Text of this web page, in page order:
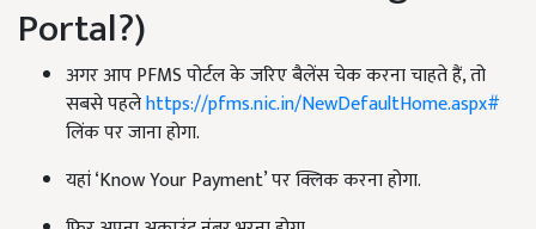
Portal?)
अगर आप PFMS पोर्टल के जरिए बैलेंस चेक करना चाहते हैं, तो
सबसे पहलेhttps://pfms.nic.in/NewDefaultHome.aspx#
लिंक पर जाना होगा.
यहां ‘Know Your Payment’ पर क्लिक करना होगा.